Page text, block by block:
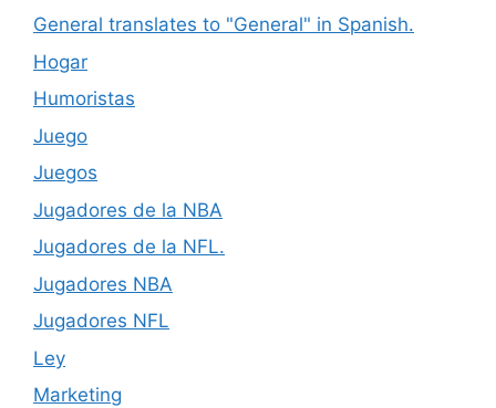
General translates to "General" in Spanish.
Hogar
Humoristas
Juego
Juegos
Jugadores de la NBA
Jugadores de la NFL.
Jugadores NBA
Jugadores NFL
Ley
Marketing